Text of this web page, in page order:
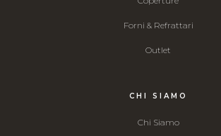
Forni & Refrattari
Outlet
CHI SIAMO
Chi Siamo